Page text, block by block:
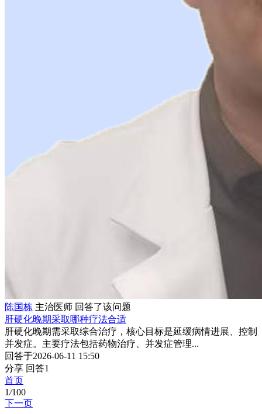
陈国栋 主治医师 回答了该问题
肝硬化晚期采取哪种疗法合适
肝硬化晚期需采取综合治疗，核心目标是延缓病情进展、控制
并发症。主要疗法包括药物治疗、并发症管理...
回答于2026-06-11 15:50
分享 回答1
首页
1/100
下一页